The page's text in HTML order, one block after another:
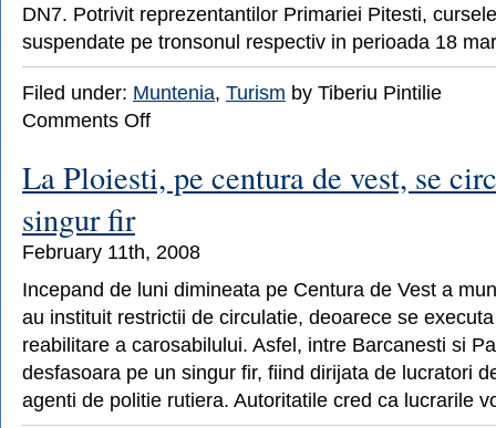
DN7. Potrivit reprezentantilor Primariei Pitesti,
suspendate pe tronsonul respectiv in perioada 18
Filed under: Muntenia, Turism by Tiberiu Pintilie
Comments Offon
restrictionate
pe
–
de
Arges
La Ploiesti, pe centura de vest, se
singur fir
February 11th, 2008
Incepand de luni dimineata pe Centura de Vest a
au instituit restrictii de circulatie, deoarece se
reabilitare a carosabilului. Asfel, intre Barcanesti si
desfasoara pe un singur fir, fiind dirijata de lucratori
agenti de politie rutiera. Autoritatile cred ca lucrarile